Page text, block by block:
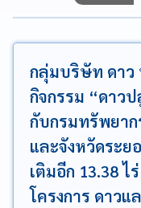
กลุ่มบริษัท ดาว
กิจกรรม “ดาว
กับกรมทรัพยาก
และจังหวัดระย
เติมอีก 13.38 ไ
โครงการ ดาว